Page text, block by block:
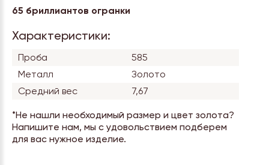
65 бриллиантов огранки
Характеристики:
Проба
585
Металл
Золото
Средний вес
7,67
*Не нашли необходимый размер и цвет золота?
Напишите нам, мы с удовольствием подберем
для вас нужное изделие.